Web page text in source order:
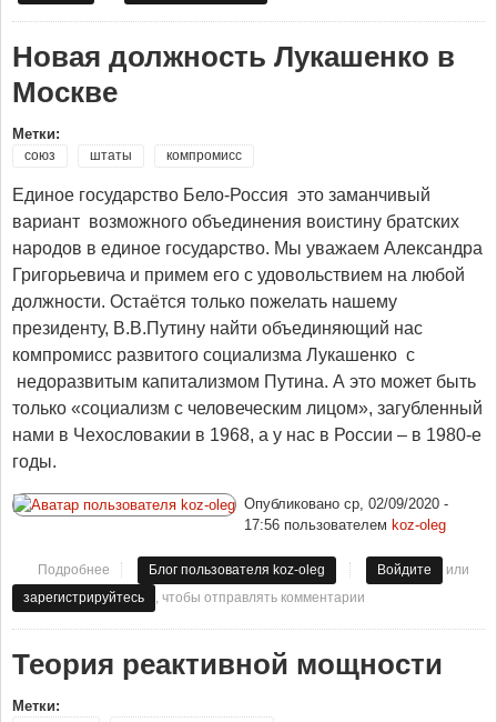
Новая должность Лукашенко в
Москве
Метки:
союз штаты компромисс
Единое государство Бело-Россия это заманчивый
вариант возможного объединения воистину братских
народов в единое государство. Мы уважаем Александра
Григорьевича и примем его с удовольствием на любой
должности. Остаётся только пожелать нашему
президенту, В.В.Путину найти объединяющий нас
компромисс развитого социализма Лукашенко с
недоразвитым капитализмом Путина. А это может быть
только «социализм с человеческим лицом», загубленный
нами в Чехословакии в 1968, а у нас в России – в 1980-е
годы.
Опубликовано ср, 02/09/2020 -
17:56пользователем koz-oleg
Подробнее о Новая должность Лукашенко в Москве
Блог пользователя koz-oleg Войдите
или
зарегистрируйтесь
, чтобы отправлять комментарии
Теория реактивной мощности
Метки: